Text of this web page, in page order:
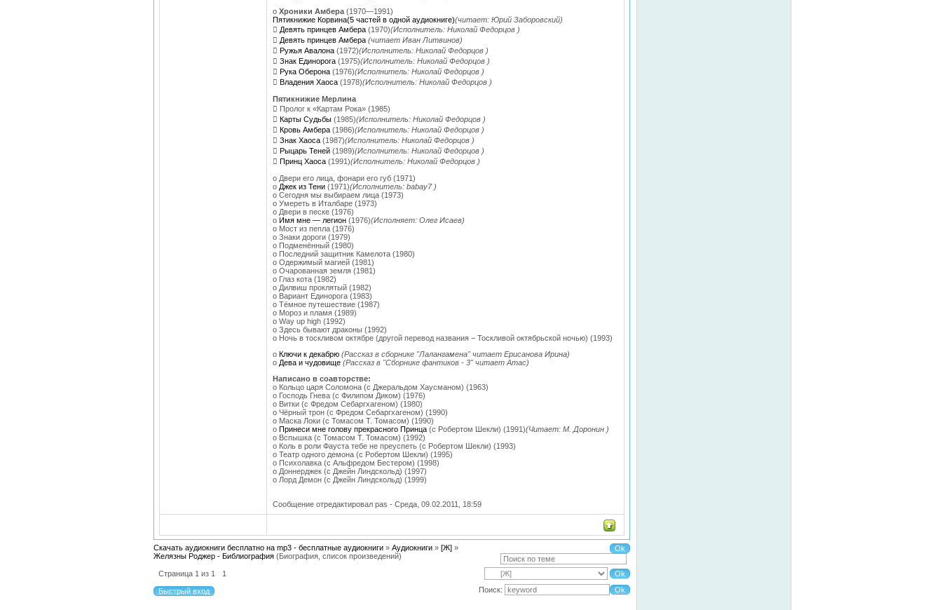
o Хроники Амбера (1970—1991)
Пятикнижие Корвина(5 частей в одной аудиокниге)(читает: Юрий Заборовский)
 Девять принцев Амбера (1970)(Исполнитель: Николай Федорцов )
 Девять принцев Амбера (читает Иван Литвинов)
 Ружья Авалона (1972)(Исполнитель: Николай Федорцов )
 Знак Единорога (1975)(Исполнитель: Николай Федорцов )
 Рука Оберона (1976)(Исполнитель: Николай Федорцов )
 Владения Хаоса (1978)(Исполнитель: Николай Федорцов )
Пятикнижие Мерлина
 Пролог к «Картам Рока» (1985)
 Карты Судьбы (1985)(Исполнитель: Николай Федорцов )
 Кровь Амбера (1986)(Исполнитель: Николай Федорцов )
 Знак Хаоса (1987)(Исполнитель: Николай Федорцов )
 Рыцарь Теней (1989)(Исполнитель: Николай Федорцов )
 Принц Хаоса (1991)(Исполнитель: Николай Федорцов )
o Двери его лица, фонари его губ (1971)
o Джек из Тени (1971)(Исполнитель: babay7 )
o Сегодня мы выбираем лица (1973)
o Умереть в Италбаре (1973)
o Двери в песке (1976)
o Имя мне — легион (1976)(Исполняет: Олег Исаев)
o Мост из пепла (1976)
o Знаки дороги (1979)
o Подменённый (1980)
o Последний защитник Камелота (1980)
o Одержимый магией (1981)
o Очарованная земля (1981)
o Глаз кота (1982)
o Дилвиш проклятый (1982)
o Вариант Единорога (1983)
o Тёмное путешествие (1987)
o Мороз и пламя (1989)
o Way up high (1992)
o Здесь бывают драконы (1992)
o Ночь в тоскливом октябре (другой перевод названия − Тоскливой октябрьской ночью) (1993)
o Ключи к декабрю (Рассказ в сборнике "Лалангамена" читает Ерисанова Ирина)
o Дева и чудовище (Рассказ в "Сборнике фантиков - 3" читает Атас)
Написано в соавторстве:
o Кольцо царя Соломона (с Джеральдом Хаусманом) (1963)
o Господь Гнева (с Филипом Диком) (1976)
o Витки (с Фредом Себаргхагеном) (1980)
o Чёрный трон (с Фредом Себаргхагеном) (1990)
o Маска Локи (с Томасом Т. Томасом) (1990)
o Принеси мне голову прекрасного Принца (с Робертом Шекли) (1991)(Читает: М. Доронин )
o Вспышка (с Томасом Т. Томасом) (1992)
o Коль в роли Фауста тебе не преуспеть (с Робертом Шекли) (1993)
o Театр одного демона (с Робертом Шекли) (1995)
o Психолавка (с Альфредом Бестером) (1998)
o Доннерджек (с Джейн Линдскольд) (1997)
o Лорд Демон (с Джейн Линдскольд) (1999)
Сообщение отредактировал pas - Среда, 09.02.2011, 18:59
Скачать аудиокниги бесплатно на mp3 - бесплатные аудиокниги » Аудиокниги » [Ж] »
Желязны Роджер - Библиография (Биография, список произведений)
Страница 1 из 1
1
Поиск: